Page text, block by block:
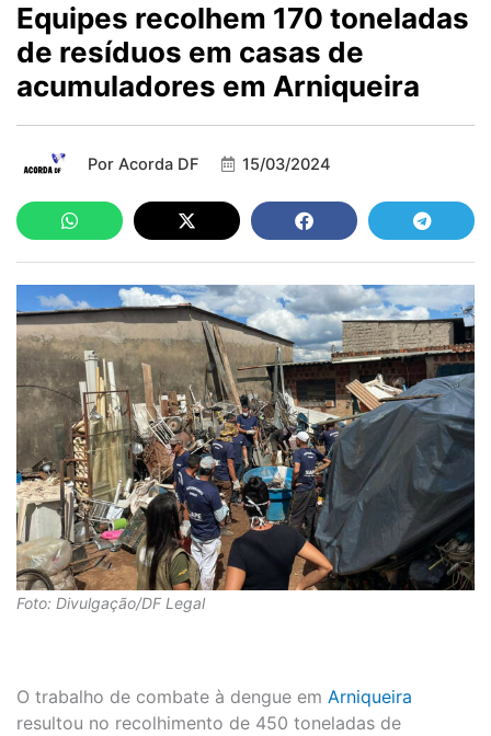
Equipes recolhem 170 toneladas
de resíduos em casas de
acumuladores em Arniqueira
Por Acorda DF 15/03/2024
Foto: Divulgação/DF Legal
O trabalho de combate à dengue em Arniqueira
resultou no recolhimento de 450 toneladas de